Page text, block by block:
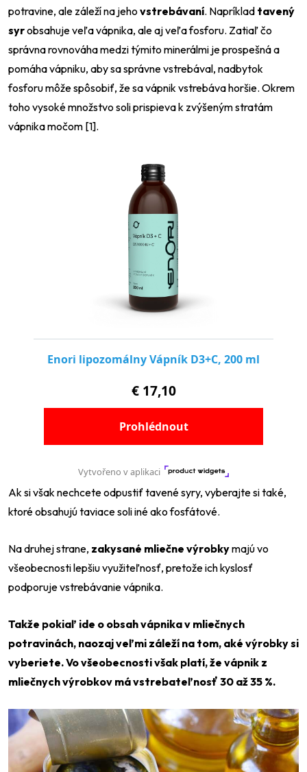
potravine, ale záleží na jeho vstrebávaní. Napríklad tavený
syrobsahuje veľa vápnika, ale aj veľa fosforu. Zatiaľ čo
správna rovnováha medzi týmito minerálmi je prospešná a
pomáha vápniku, aby sa správne vstrebával, nadbytok
fosforu môže spôsobiť, že sa vápnik vstrebáva horšie. Okrem
toho vysoké množstvo soli prispieva k zvýšeným stratám
vápnika močom [1].
Ak si však nechcete odpustiť tavené syry, vyberajte si také,
ktoré obsahujú taviace soli iné ako fosfátové.
Na druhej strane, zakysané mliečne výrobkymajú vo
všeobecnosti lepšiu využiteľnosť, pretože ich kyslosť
podporuje vstrebávanie vápnika.
Takže pokiaľ ide o obsah vápnika v mliečnych
potravinách, naozaj veľmi záleží na tom, aké výrobky si
vyberiete. Vo všeobecnosti však platí, že vápnik z
mliečnych výrobkov má vstrebateľnosť 30 až 35 %.